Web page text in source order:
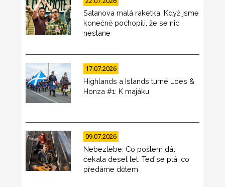
Satanova malá raketka: Když jsme
konečně pochopili, že se nic
nestane
17.07.2026
Highlands a Islands turné Loes &
Honza #1: K majáku
09.07.2026
Nebeztebe: Co pošlem dál
čekala deset let. Teď se ptá, co
předáme dětem